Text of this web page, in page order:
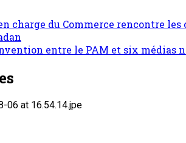
charge du Commerce rencontre les
entre le PAM et six médias